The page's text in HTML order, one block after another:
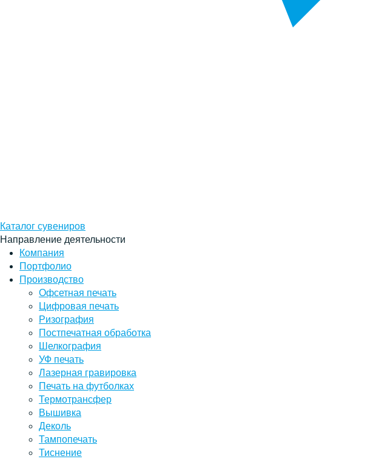
Каталог сувениров
Направление деятельности
Компания
Портфолио
Производство
Офсетная печать
Цифровая печать
Ризография
Постпечатная обработка
Шелкография
УФ печать
Лазерная гравировка
Печать на футболках
Термотрансфер
Вышивка
Деколь
Тампопечать
Тиснение